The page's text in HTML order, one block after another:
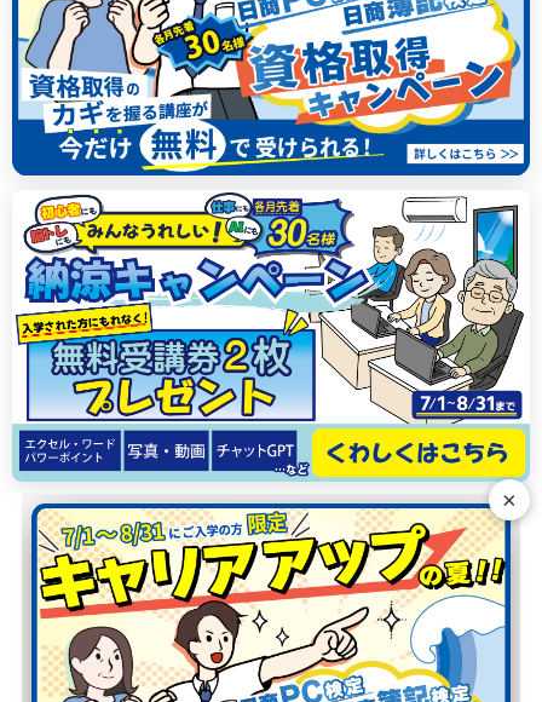
×
STRENGTHS
当校が選ばれる4つの理由
01 スケジュール自由自在